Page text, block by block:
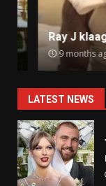
Ray J klaagt
9 months ago
LATEST NEWS